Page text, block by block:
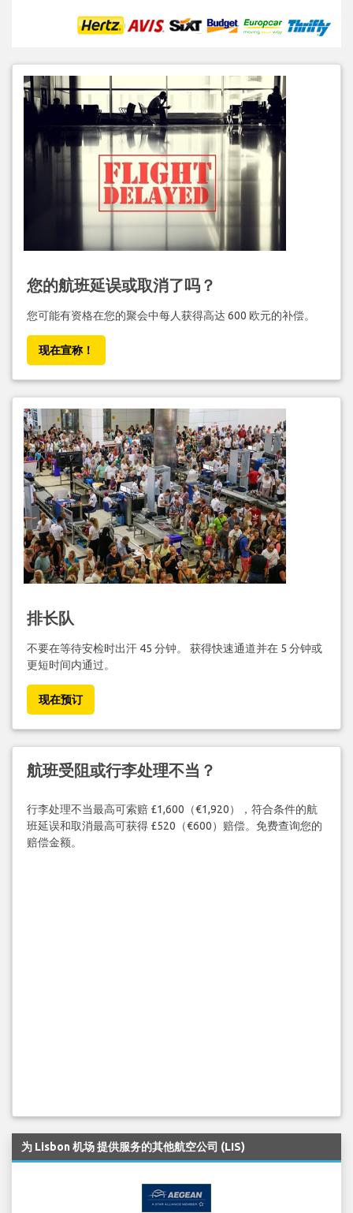
您的航班延误或取消了吗？
您可能有资格在您的聚会中每人获得高达 600 欧元的补偿。
现在宣称！
排长队
不要在等待安检时出汗 45 分钟。 获得快速通道并在 5 分钟或
更短时间内通过。
现在预订
航班受阻或行李处理不当？
行李处理不当最高可索赔 £1,600（€1,920），符合条件的航
班延误和取消最高可获得 £520（€600）赔偿。免费查询您的
赔偿金额。
为 Lisbon 机场 提供服务的其他航空公司 (LIS)